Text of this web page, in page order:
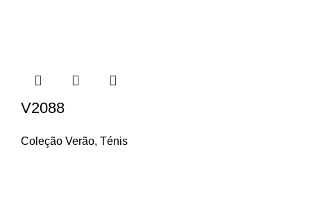
V2088
Coleção Verão, Ténis